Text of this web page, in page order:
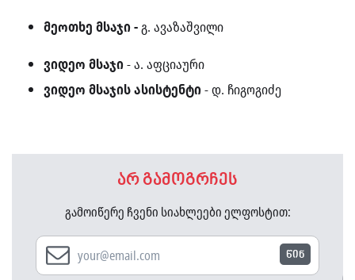
მეოთხე მსაჯი -გ. ავაზაშვილი
ვიდეო მსაჯი- ა. აფციაური
ვიდეო მსაჯის ასისტენტი- დ. ჩიგოგიძე
არ გამოგრჩეს
გამოიწერე ჩვენი სიახლეები ელფოსტით:
წინ